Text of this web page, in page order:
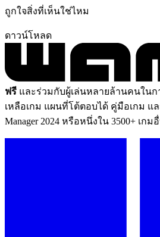
ถูกใจสิ่งที่เห็นใช่ไหม
ดาวน์โหลด
ฟรี และร่วมกับผู้เล่นหลายล้านคนในก
เหลือเกม แผนที่โต้ตอบได้ คู่มือเกม แล
Manager 2024 หรือหนึ่งใน 3500+ เกม